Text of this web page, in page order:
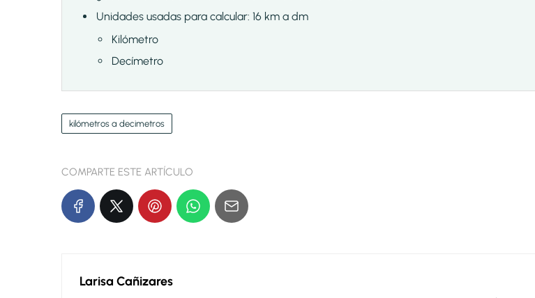
Unidades usadas para calcular: 16 km a dm
Kilómetro
Decímetro
kilómetros a decimetros
COMPARTE ESTE ARTÍCULO
Larisa Cañizares